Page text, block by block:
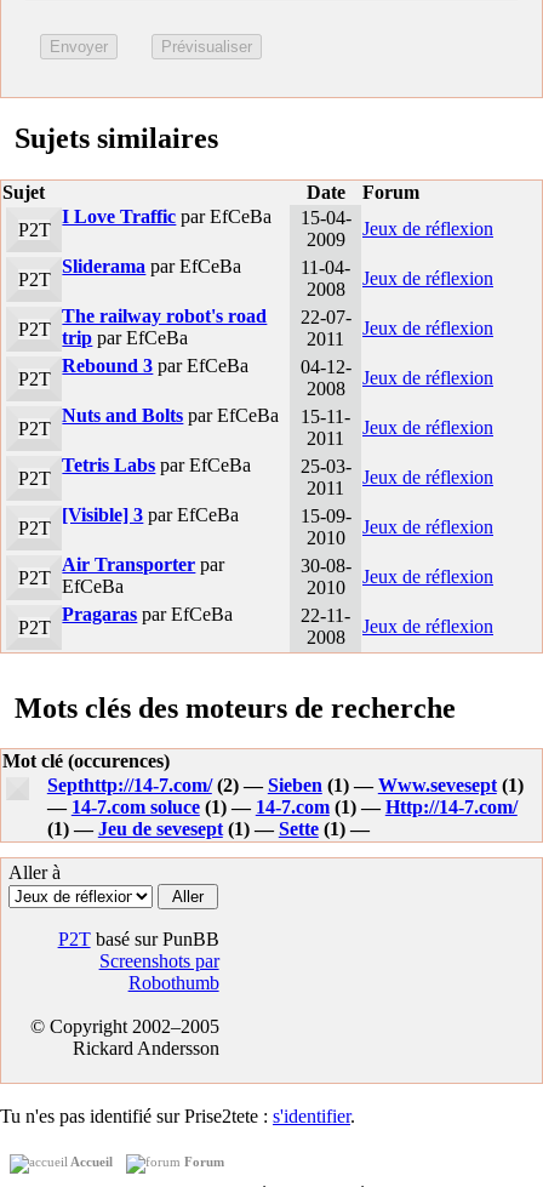
Sujets similaires
Sujet Date
Forum
P2T
I Love Traffic par EfCeBa
15-04-
2009
Jeux de réflexion
P2T
Sliderama par EfCeBa
11-04-
2008
Jeux de réflexion
P2T
The railway robot's road
trip par EfCeBa
22-07-
2011
Jeux de réflexion
P2T
Rebound 3 par EfCeBa
04-12-
2008
Jeux de réflexion
P2T
Nuts and Bolts par EfCeBa
15-11-
2011
Jeux de réflexion
P2T
Tetris Labs par EfCeBa
25-03-
2011
Jeux de réflexion
P2T
[Visible] 3 par EfCeBa
15-09-
2010
Jeux de réflexion
P2T
Air Transporter par
EfCeBa
30-08-
2010
Jeux de réflexion
P2T
Pragaras par EfCeBa
22-11-
2008
Jeux de réflexion
Mots clés des moteurs de recherche
Mot clé (occurences)
Septhttp://14-7.com/(2) —Sieben(1) —Www.sevesept(1)
— 14-7.com soluce(1) — 14-7.com(1) —Http://14-7.com/
(1) —Jeu de sevesept(1) —Sette(1) —
Aller à
P2Tbasé sur PunBB
Screenshots par
Robothumb
© Copyright 2002–2005
Rickard Andersson
Tu n'es pas identifié sur Prise2tete : s'identifier.
Accueil Forum